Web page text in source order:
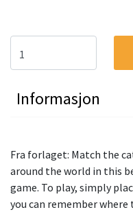
Informasjon
Fra forlaget: Match the
around the world in this
game. To play, simply
you can remember